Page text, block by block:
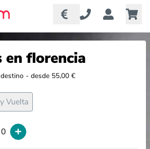
en florencia
- desde 55,00 €
Vuelta
0